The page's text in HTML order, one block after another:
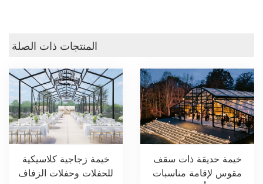
المنتجات ذات الصلة
خيمة زجاجية كلاسيكية
للحفلات وحفلات الزفاف
خيمة حديقة ذات سقف
مقوس لإقامة مناسبات